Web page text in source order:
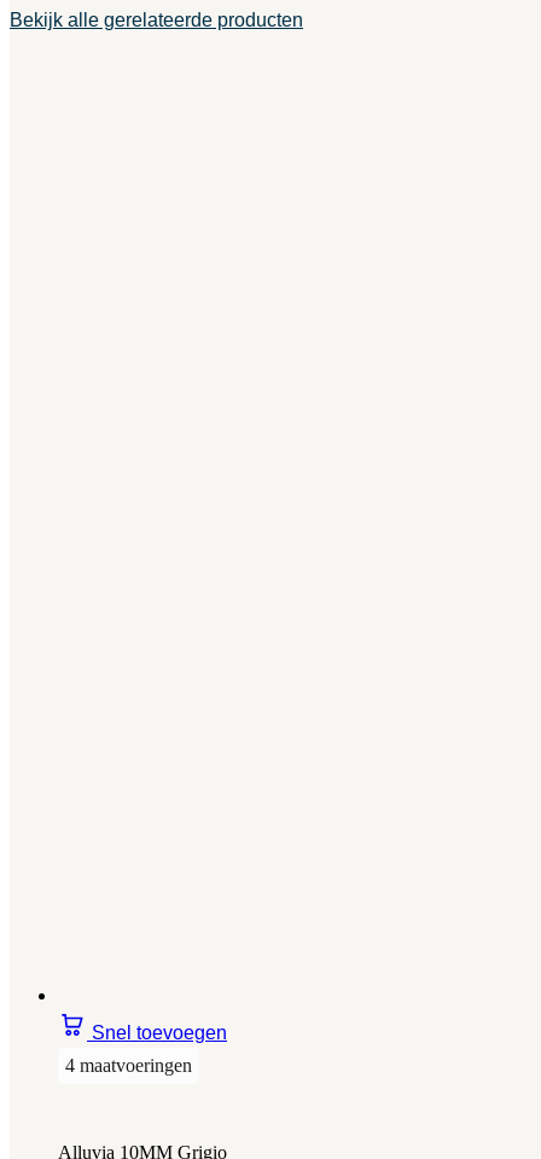
Bekijk alle gerelateerde producten
Snel toevoegen
4 maatvoeringen
Alluvia 10MM Grigio